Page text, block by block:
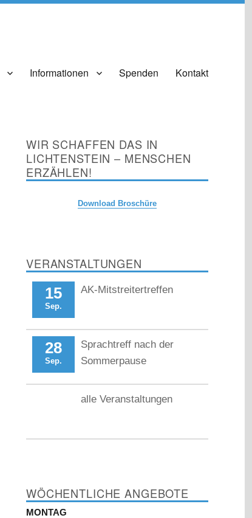
Informationen Spenden Kontakt
WIR SCHAFFEN DAS IN
LICHTENSTEIN – MENSCHEN
ERZÄHLEN!
Download Broschüre
VERANSTALTUNGEN
15
Sep.
AK-Mitstreitertreffen
28
Sep.
Sprachtreff nach der
Sommerpause
alle Veranstaltungen
WÖCHENTLICHE ANGEBOTE
MONTAG